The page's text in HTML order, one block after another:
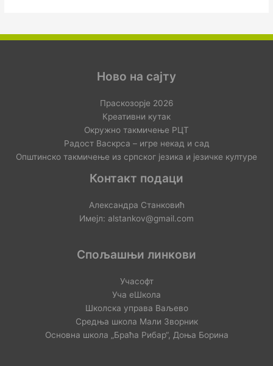
Ново на сајту
Праскозорје 2026
Креативни кутак
Окружно такмичење РЦТ
Радост Васкрса – игре некад и сад
Општинско такмичење из српског језика и језичке културе
Контакт подаци
Александра Станковић
Имејл: alstankov@gmail.com
Спољашњи линкови
Учасофт
Уча еШкола
Школска управа Ваљево
Средња школа Мали Зворник
Основна школа „Браћа Рибар“, Доња Борина